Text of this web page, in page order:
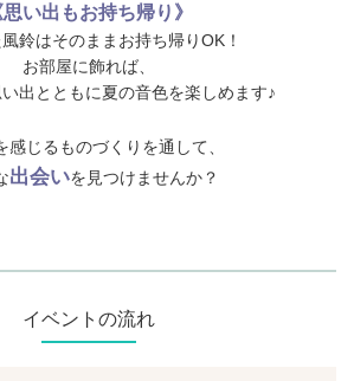
思い出もお持ち帰り》
鈴はそのままお持ち帰りOK！
お部屋に飾れば、
出とともに夏の音色を楽しめます♪
感じるものづくりを通して、
出会いを見つけませんか？
イベントの流れ